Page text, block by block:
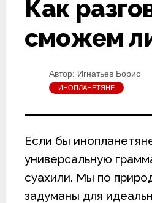
Как
сможем
Автор: Игнатьев Борис
ИНОПЛАНЕТЯНЕ
Если бы
универсальную
суахили. Мы по
задуманы для